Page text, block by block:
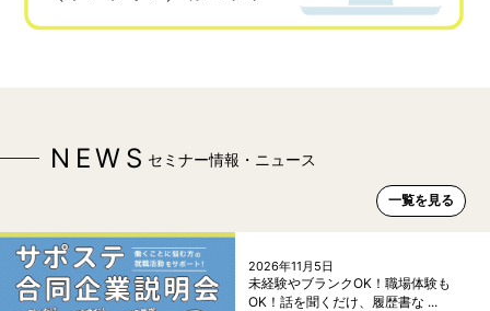
NEWS セミナー情報・ニュース
一覧を見る
2026年11月5日
未経験やブランクOK！職場体験も
OK！話を聞くだけ、履歴書な ...